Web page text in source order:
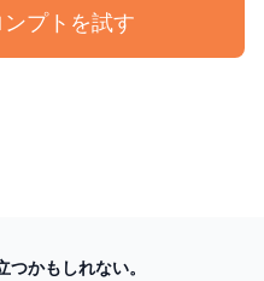
プトを試す
かもしれない。